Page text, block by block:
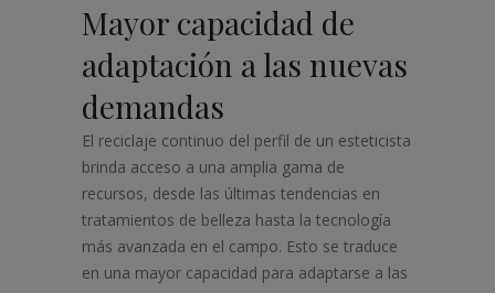
Mayor capacidad de
adaptación a las nuevas
demandas
El reciclaje continuo del perfil de un esteticista
brinda acceso a una amplia gama de
recursos, desde las últimas tendencias en
tratamientos de belleza hasta la tecnología
más avanzada en el campo. Esto se traduce
en una mayor capacidad para adaptarse a las